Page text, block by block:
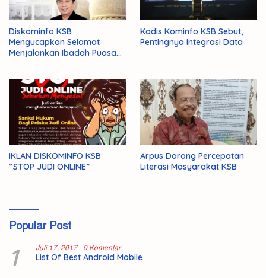
Diskominfo KSB
Mengucapkan Selamat
Menjalankan Ibadah Puasa
Kadis Kominfo KSB Sebut,
Pentingnya Integrasi Data
IKLAN DISKOMINFO KSB
“STOP JUDI ONLINE”
Arpus Dorong Percepatan
Literasi Masyarakat KSB
Popular Post
1 Juli 17, 2017 0 Komentar
List Of Best Android Mobile